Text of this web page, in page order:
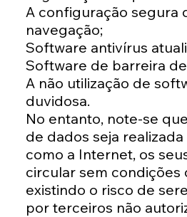
A configuração segura
navegação;
Software antivírus
Software de barreira
A não utilização de
duvidosa.
No entanto, note-se
de dados seja
como a Internet, os
circular sem condições
existindo o risco de
por terceiros não